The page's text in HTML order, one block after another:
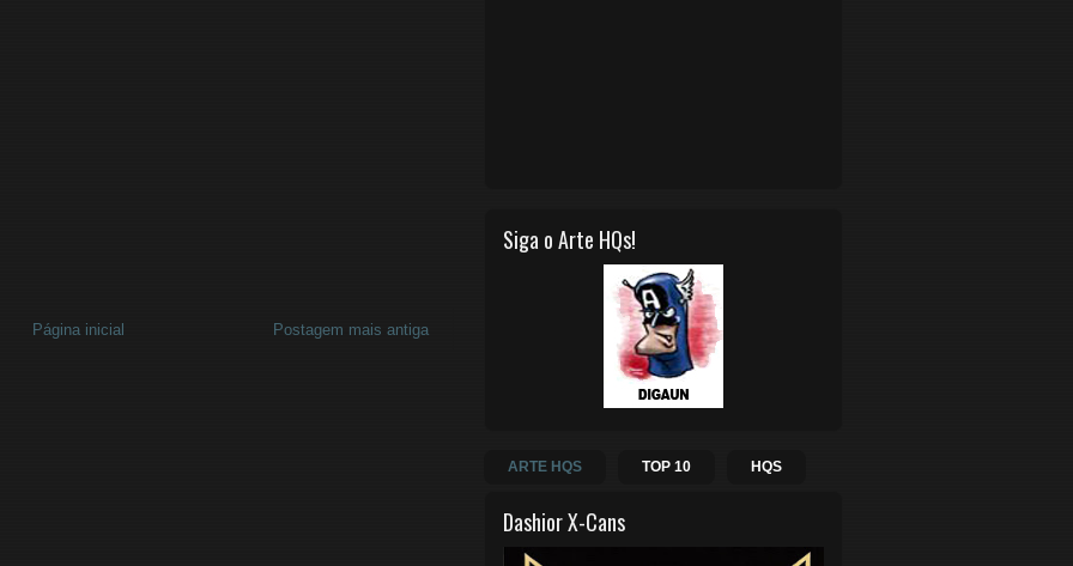
Postagem mais antiga
Página inicial
Siga o Arte HQs!
ARTE HQS TOP 10 HQS
Dashior X-Cans